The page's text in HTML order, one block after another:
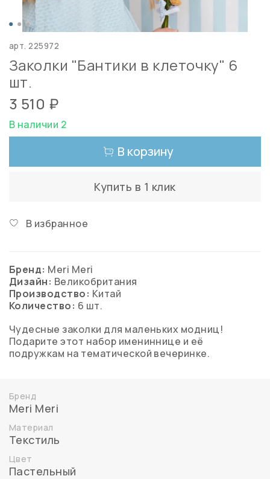
арт.225972
Заколки "Бантики в клеточку" 6
шт.
3 510 ₽
В наличии 2
В корзину
Купить в 1 клик
В избранное
Бренд: Meri Meri
Дизайн: Великобритания
Производство: Китай
Количество: 6 шт.
Чудесные заколки для маленьких модниц!
Подарите этот набор имениннице и её
подружкам на тематической вечеринке.
Бренд
Meri Meri
Материал
Текстиль
Цвет
Пастельный